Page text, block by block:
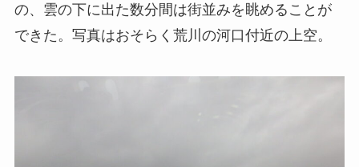
の、雲の下に出た数分間は街並みを眺めることが
できた。写真はおそらく荒川の河口付近の上空。